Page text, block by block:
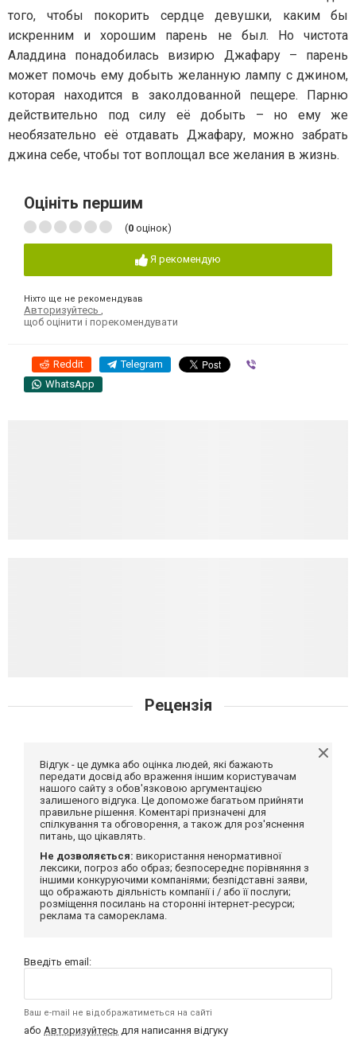
того, чтобы покорить сердце девушки, каким бы
искренним и хорошим парень не был. Но чистота
Аладдина понадобилась визирю Джафару – парень
может помочь ему добыть желанную лампу с джином,
которая находится в заколдованной пещере. Парню
действительно под силу её добыть – но ему же
необязательно её отдавать Джафару, можно забрать
джина себе, чтобы тот воплощал все желания в жизнь.
Оцініть першим
(0 оцінок)
Я рекомендую
Ніхто ще не рекомендував
Авторизуйтесь
щоб оцінити і порекомендувати
Reddit Telegram
WhatsApp
Рецензія
Відгук - це думка або оцінка людей, які бажають
передати досвід або враження іншим користувачам
нашого сайту з обов'язковою аргументацією
залишеного відгука. Це допоможе багатьом прийняти
правильне рішення. Коментарі призначені для
спілкування та обговорення, а також для роз'яснення
питань, що цікавлять.
Не дозволяється: використання ненормативної
лексики, погроз або образ; безпосереднє порівняння з
іншими конкуруючими компаніями; безпідставні заяви,
що ображають діяльність компанії і / або її послуги;
розміщення посилань на сторонні інтернет-ресурси;
реклама та самореклама.
Введіть email:
Ваш e-mail не відображатиметься на сайті
або Авторизуйтесь для написання відгуку